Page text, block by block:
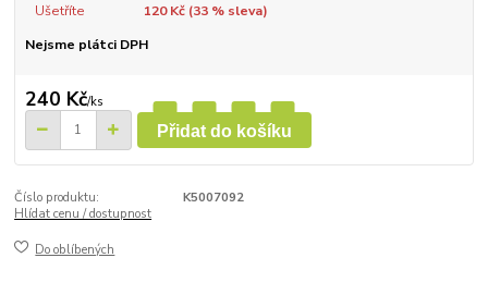
Ušetříte 120 Kč (33% sleva)
Nejsme plátci DPH
240 Kč/ks
Přidat do košíku
Číslo produktu:
K5007092
Hlídat cenu / dostupnost
Do oblíbených